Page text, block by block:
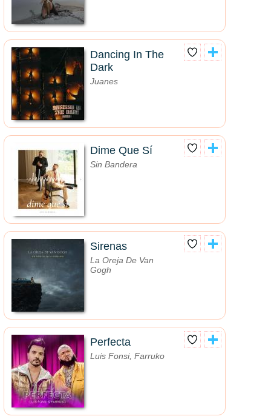
Dancing In The
Dark
Juanes
Dime Que Sí
Sin Bandera
Sirenas
La Oreja De Van
Gogh
Perfecta
Luis Fonsi, Farruko